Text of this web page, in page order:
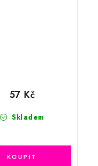
Skladem
57 Kč